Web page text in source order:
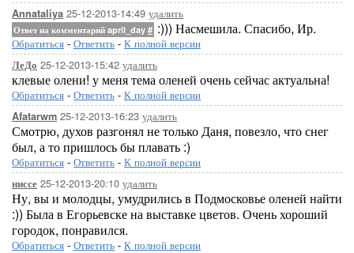
Annataliya 25-12-2013-14:49 удалить
Ответ на комментарий april_day # :))) Насмешила. Спасибо, Ир.
Обратиться - Ответить - К полной версии
ЛеДо 25-12-2013-15:42 удалить
клевые олени! у меня тема оленей очень сейчас актуальна!
Обратиться - Ответить - К полной версии
Afatarwm 25-12-2013-16:23 удалить
Смотрю, духов разгонял не только Даня, повезло, что снег
был, а то пришлось бы плавать :)
Обратиться - Ответить - К полной версии
ниссе 25-12-2013-20:10 удалить
Ну, вы и молодцы, умудрились в Подмосковье оленей найти
:)) Была в Егорьевске на выставке цветов. Очень хороший
городок, понравился.
Обратиться - Ответить - К полной версии